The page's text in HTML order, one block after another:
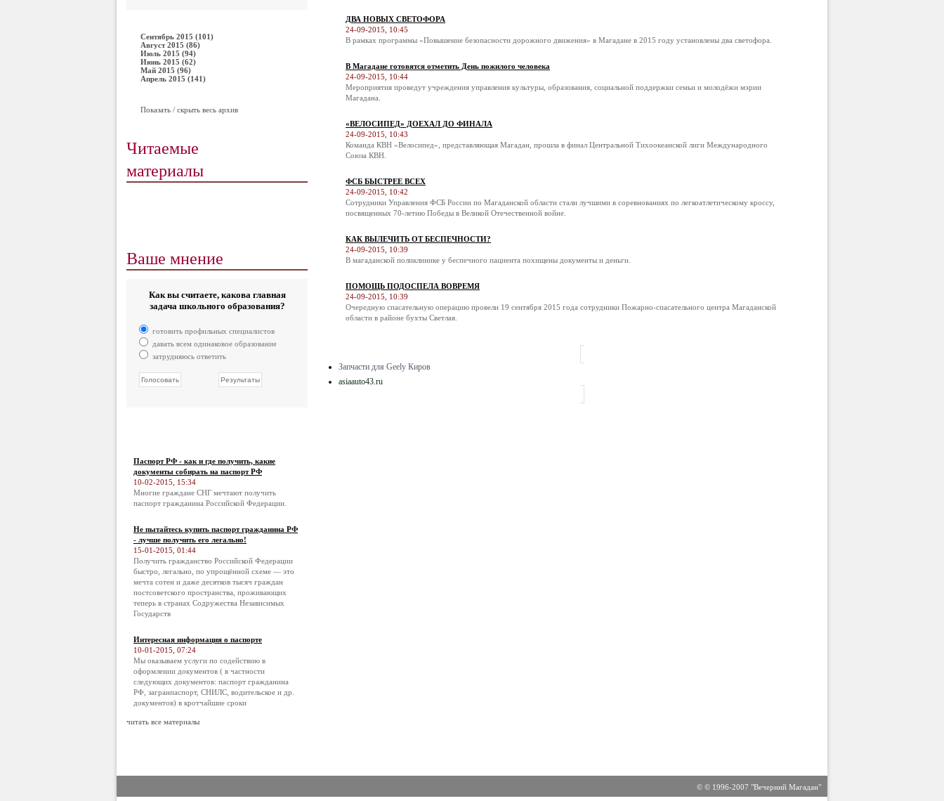
Сентябрь 2015 (101)
Август 2015 (86)
Июль 2015 (94)
Июнь 2015 (62)
Май 2015 (96)
Апрель 2015 (141)
Показать / скрыть весь архив
Читаемые
материалы
Ваше мнение
Как вы считаете, какова главная
задача школьного образования?
готовить профильных специалистов
давать всем одинаковое образование
затрудняюсь ответить
Паспорт РФ - как и где получить, какие
документы собирать на паспорт РФ
10-02-2015, 15:34
Многие граждане СНГ мечтают получить
паспорт гражданина Российской Федерации.
Не пытайтесь купить паспорт гражданина РФ
- лучше получить его легально!
15-01-2015, 01:44
Получить гражданство Российской Федерации
быстро, легально, по упрощённой схеме — это
мечта сотен и даже десятков тысяч граждан
постсоветского пространства, проживающих
теперь в странах Содружества Независимых
Государств
Интересная информация о паспорте
10-01-2015, 07:24
Мы оказываем услуги по содействию в
оформлении документов ( в частности
следующих документов: паспорт гражданина
РФ, загранпаспорт, СНИЛС, водительское и др.
документов) в кротчайшие сроки
читать все материалы
ДВА НОВЫХ СВЕТОФОРА
24-09-2015, 10:45
В рамках программы «Повышение безопасности дорожного движения» в Магадане в 2015 году установлены два светофора.
В Магадане готовятся отметить День пожилого человека
24-09-2015, 10:44
Мероприятия проведут учреждения управления культуры, образования, социальной поддержки семьи и молодёжи мэрии
Магадана.
«ВЕЛОСИПЕД» ДОЕХАЛ ДО ФИНАЛА
24-09-2015, 10:43
Команда КВН «Велосипед», представляющая Магадан, прошла в финал Центральной Тихоокеанской лиги Международного
Союза КВН.
ФСБ БЫСТРЕЕ ВСЕХ
24-09-2015, 10:42
Сотрудники Управления ФСБ России по Магаданской области стали лучшими в соревнованиях по легкоатлетическому кроссу,
посвященных 70-летию Победы в Великой Отечественной войне.
КАК ВЫЛЕЧИТЬ ОТ БЕСПЕЧНОСТИ?
24-09-2015, 10:39
В магаданской поликлинике у беспечного пациента похищены документы и деньги.
ПОМОЩЬ ПОДОСПЕЛА ВОВРЕМЯ
24-09-2015, 10:39
Очередную спасательную операцию провели 19 сентября 2015 года сотрудники Пожарно-спасательного центра Магаданской
области в районе бухты Светлая.
Запчасти для Geely Киров
asiaauto43.ru
© © 1996-2007 "Вечерний Магадан"